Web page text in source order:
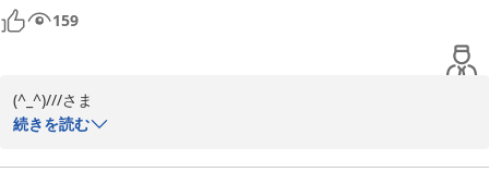
2026-07-13
159
(^_^)///さま
をお寄せいただき、誠にありがとうございます。
続きを読む